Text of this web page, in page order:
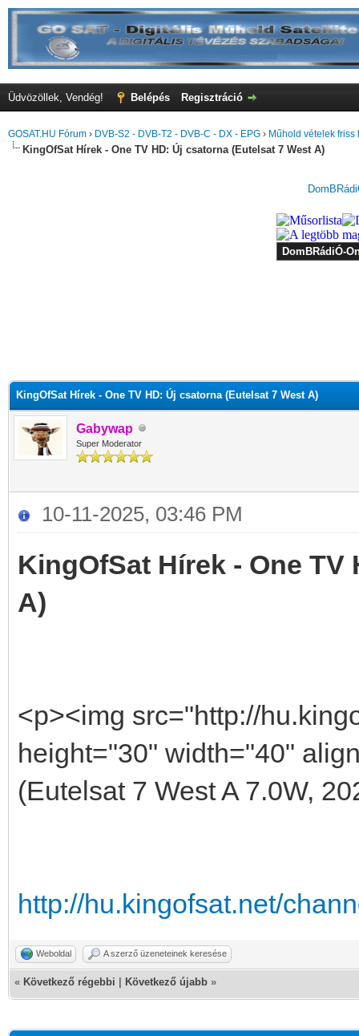
Üdvözöllek, Vendég! Belépés Regisztráció
GOSAT.HU Fórum › DVB-S2 - DVB-T2 - DVB-C - DX - EPG › Műhold vételek friss
KingOfSat Hírek - One TV HD: Új csatorna (Eutelsat 7 West A)
KingOfSat Hírek - One TV HD: Új csatorna (Eutelsat 7 West A)
Gabywap
Super Moderator
10-11-2025, 03:46 PM
KingOfSat Hírek - One
A)
<p><img src="http://
height="30" width="40"
(Eutelsat 7 West A 7.0W,
http://hu.kingofsat.net/
Weboldal A szerző üzeneteinek keresése
« Következő régebbi Következő újabb »